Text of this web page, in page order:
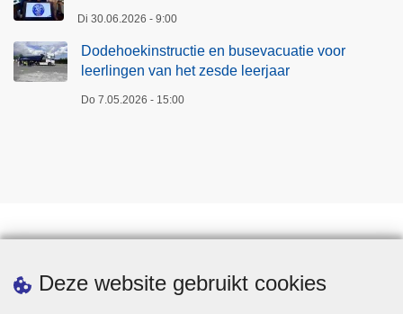
Deze website gebruikt cookies
Di 30.06.2026 - 9:00
Dodehoekinstructie en busevacuatie voor
leerlingen van het zesde leerjaar
Do 7.05.2026 - 15:00
Downloads